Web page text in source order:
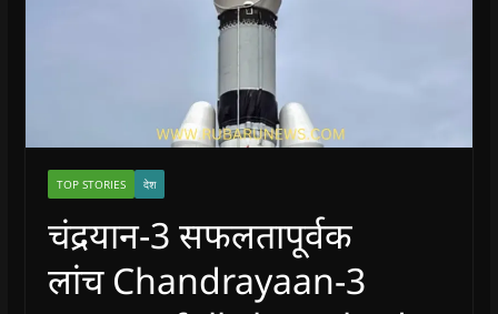
TOP STORIES देश
चंद्रयान-3 सफलतापूर्वक
लांच Chandrayaan-3